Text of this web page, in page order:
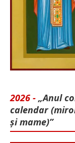
2026 - „Anul
calendar
și mame)”